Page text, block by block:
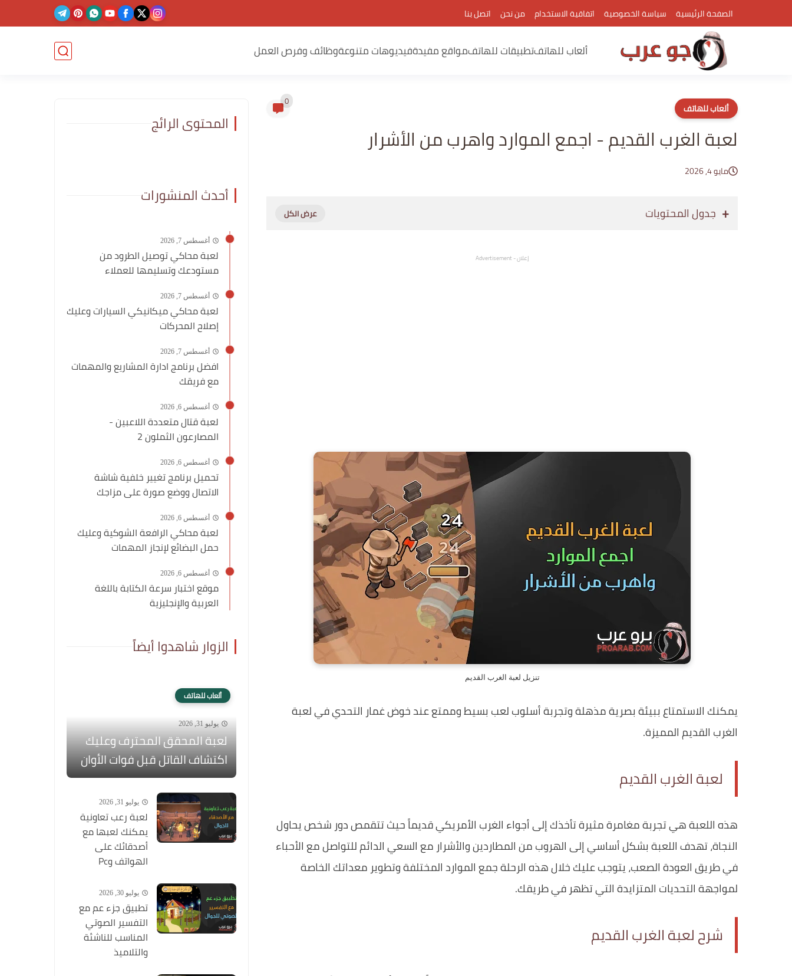
الصفحة الرئيسية سياسة الخصوصية اتفاقية الاستخدام من نحن اتصل بنا
ألعاب للهاتفتطبيقات للهاتفمواقع مفيدةفيديوهات متنوعةوظائف وفرص العمل
ألعاب للهاتف 0
لعبة الغرب القديم - اجمع الموارد واهرب من الأشرار
مايو 4, 2026
جدول المحتويات
إعلان - Advertisement
تنزيل لعبة الغرب القديم
يمكنك الاستمتاع ببيئة بصرية مذهلة وتجربة أسلوب لعب بسيط وممتع عند خوض غمار التحدي في لعبة
الغرب القديم المميزة.
لعبة الغرب القديم
هذه اللعبة هي تجربة مغامرة مثيرة تأخذك إلى أجواء الغرب الأمريكي قديماً حيث تتقمص دور شخص يحاول
النجاة، تهدف اللعبة بشكل أساسي إلى الهروب من المطاردين والأشرار مع السعي الدائم للتواصل مع الأحباء
في طريق العودة الصعب، يتوجب عليك خلال هذه الرحلة جمع الموارد المختلفة وتطوير معداتك الخاصة
لمواجهة التحديات المتزايدة التي تظهر في طريقك.
شرح لعبة الغرب القديم
المحتوى الرائج
أحدث المنشورات
أغسطس 7, 2026
لعبة محاكي توصيل الطرود من
مستودعك وتسليمها للعملاء
أغسطس 7, 2026
لعبة محاكي ميكانيكي السيارات وعليك
إصلاح المحركات
أغسطس 7, 2026
افضل برنامج ادارة المشاريع والمهمات
مع فريقك
أغسطس 6, 2026
لعبة قتال متعددة اللاعبين -
المصارعون الثملون 2
أغسطس 6, 2026
تحميل برنامج تغيير خلفية شاشة
الاتصال ووضع صورة على مزاجك
أغسطس 6, 2026
لعبة محاكي الرافعة الشوكية وعليك
حمل البضائع لإنجاز المهمات
أغسطس 6, 2026
موقع اختبار سرعة الكتابة باللغة
العربية والإنجليزية
الزوار شاهدوا أيضاً
ألعاب للهاتف
يوليو 31, 2026
لعبة المحقق المحترف وعليك
اكتشاف القاتل قبل فوات الأوان
يوليو 31, 2026
لعبة رعب تعاونية
يمكنك لعبها مع
أصدقائك على
الهواتف وPc
يوليو 30, 2026
تطبيق جزء عم مع
التفسير الصوتي
المناسب للناشئة
والتلاميذ